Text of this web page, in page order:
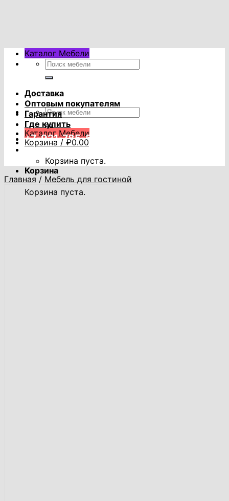
Искать:
Каталог Мебели
+7-921-785-53-53
Корзина
Корзина пуста.
Каталог Мебели
Искать:
Доставка
Оптовым покупателям
Гарантия
Где купить
Корзина / ₽0.00
Корзина пуста.
Главная / Мебель для гостиной